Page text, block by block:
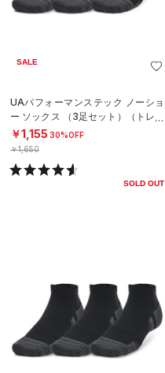
SALE
UAパフォーマンステック ノーショ
ー ソックス （3足セット）（トレー
ニング/UNISEX）
￥1,155 30%OFF
￥1,650
SOLD OUT